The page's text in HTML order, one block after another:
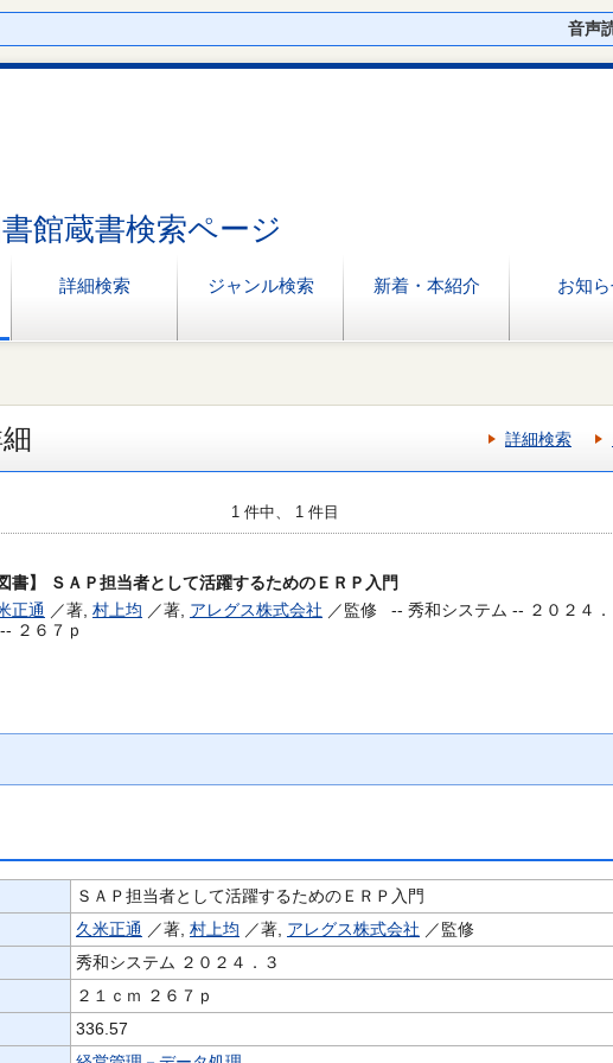
音声
館蔵書検索ページ
詳細検索 ジャンル検索 新着・本紹介 お知
詳細検索
1 件中、 1 件目
書】
ＳＡＰ担当者として活躍するためのＥＲＰ入門
正通 ／著, 村上均 ／著, アレグス株式会社 ／監修 -- 秀和システム -- ２０２４
２６７ｐ
ＳＡＰ担当者として活躍するためのＥＲＰ入門
久米正通 ／著, 村上均 ／著, アレグス株式会社 ／監修
秀和システム ２０２４．３
２１ｃｍ ２６７ｐ
336.57